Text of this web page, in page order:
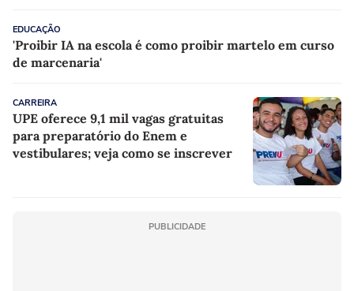
EDUCAÇÃO
'Proibir IA na escola é como proibir martelo em curso
de marcenaria'
CARREIRA
UPE oferece 9,1 mil vagas gratuitas
para preparatório do Enem e
vestibulares; veja como se inscrever
PUBLICIDADE